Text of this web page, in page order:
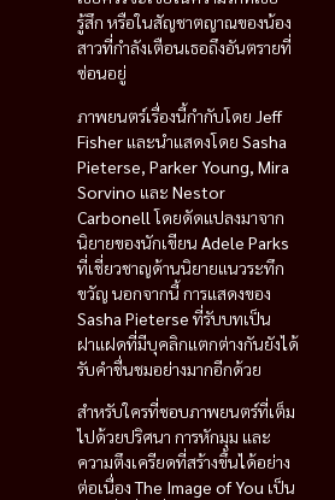
รู้สึก หรือในสัญชาตญาณของน้อง
สาวที่กำลังเตือนเธอถึงอันตรายที่
ซ่อนอยู่
ภาพยนตร์เรื่องนี้กำกับโดย Jeff
Fisher และนำแสดงโดย Sasha
Pieterse, Parker Young, Mira
Sorvino และ Nestor
Carbonell โดยดัดแปลงมาจาก
นิยายของนักเขียน Adele Parks
ที่เชี่ยวชาญด้านนิยายแนวระทึก
ขวัญ นอกจากนี้ การแสดงของ
Sasha Pieterse ที่รับบทเป็น
ฝาแฝดที่มีบุคลิกแตกต่างกันยังได้
รับคำชื่นชมอย่างมากอีกด้วย
สำหรับใครที่ชอบภาพยนตร์ที่เต็ม
ไปด้วยปริศนา การหักมุม และ
ความตึงเครียดที่สร้างขึ้นได้อย่าง
ต่อเนื่องThe Image of You เป็น